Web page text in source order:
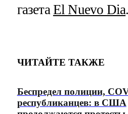
газетаEl Nuevo Dia.
ЧИТАЙТЕ ТАКЖЕ
Беспредел полиции,
республиканцев: в США